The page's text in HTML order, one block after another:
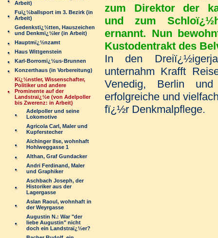
Arbeit)
Fuï¿½ballsport im 3. Bezirk (in
Arbeit)
Gedenkstï¿½tten, Hauszeichen
und Denkmï¿½ler (in Arbeit)
Hauptmï¿½nzamt
Haus Wittgenstein
Karl-Borromï¿½us-Brunnen
Konzerthaus (in Vorbereitung)
Kï¿½nstler, Wissenschafter,
Politiker und andere
Prominente auf der
Landstraï¿½e (von Adelpoller
bis Zwerenz: in Arbeit)
Adelpoller und seine
Lokomotive
Agricola Carl, Maler und
Kupferstecher
Aichinger Ilse, wohnhaft
Hohlweggasse 1
Althan, Graf Gundacker
Andri Ferdinand, Maler
und Graphiker
Aschbach Joseph, der
Historiker aus der
Lagergasse
Aslan Raoul, wohnhaft in
der Weyrgasse
Augustin N.: War "der
liebe Augustin" nicht
doch ein Landstraï¿½er?
zum Direktor der
und zum
ernannt. Nun
Kustodentrakt des
In den
unternahm Krafft
Venedig, Berlin
erfolgreiche und
fï¿½r Denkmalpflege.